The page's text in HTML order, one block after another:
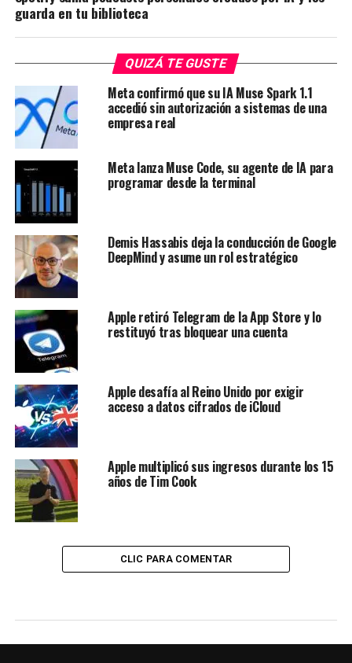
guarda en tu biblioteca
QUIZÁ TE GUSTE
Meta confirmó que su IA Muse Spark 1.1
accedió sin autorización a sistemas de una
empresa real
Meta lanza Muse Code, su agente de IA para
programar desde la terminal
Demis Hassabis deja la conducción de Google
DeepMind y asume un rol estratégico
Apple retiró Telegram de la App Store y lo
restituyó tras bloquear una cuenta
Apple desafía al Reino Unido por exigir
acceso a datos cifrados de iCloud
Apple multiplicó sus ingresos durante los 15
años de Tim Cook
CLIC PARA COMENTAR